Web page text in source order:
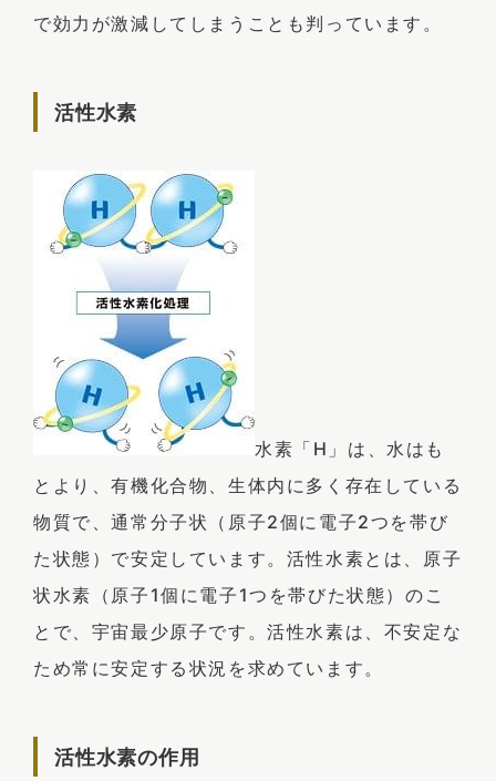
で効力が激減してしまうことも判っています。
活性水素
水素「H」は、水はも
とより、有機化合物、生体内に多く存在している
物質で、通常分子状（原子2個に電子2つを帯び
た状態）で安定しています。活性水素とは、原子
状水素（原子1個に電子1つを帯びた状態）のこ
とで、宇宙最少原子です。活性水素は、不安定な
ため常に安定する状況を求めています。
活性水素の作用